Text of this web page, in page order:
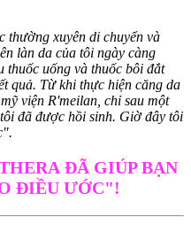
xuyên di chuyển và
làn da của tôi ngày càng
thuốc uống và thuốc bôi đắt
quả. Từ khi thực hiện căng da
viện R'meilan, chỉ sau một
đã được hồi sinh. Giờ đây tôi
ĐÃ GIÚP BẠN
ĐIỀU ƯỚC"!